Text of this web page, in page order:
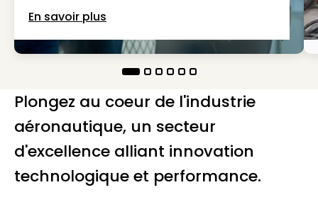
En savoir plus
Plongez au coeur de l'industrie
aéronautique, un secteur
d'excellence alliant innovation
technologique et performance.